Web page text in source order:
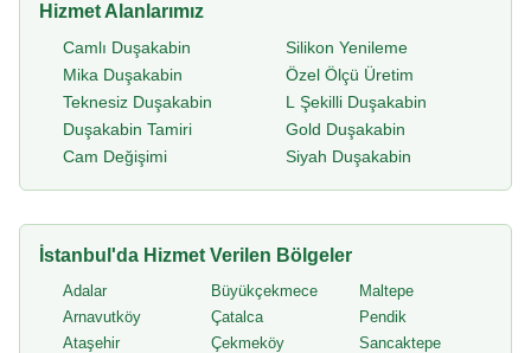
Hizmet Alanlarımız
Camlı Duşakabin
Mika Duşakabin
Teknesiz Duşakabin
Duşakabin Tamiri
Cam Değişimi
Silikon Yenileme
Özel Ölçü Üretim
L Şekilli Duşakabin
Gold Duşakabin
Siyah Duşakabin
İstanbul'da Hizmet Verilen Bölgeler
Adalar
Arnavutköy
Ataşehir
Büyükçekmece
Çatalca
Çekmeköy
Maltepe
Pendik
Sancaktepe